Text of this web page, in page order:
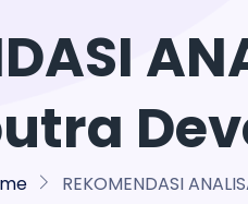
REKOMENDASI